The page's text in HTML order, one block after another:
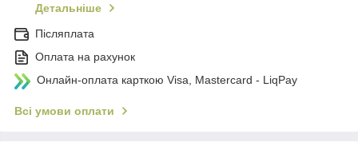
Детальніше
Післяплата
Оплата на рахунок
Онлайн-оплата карткою Visa, Mastercard - LiqPay
Всі умови оплати